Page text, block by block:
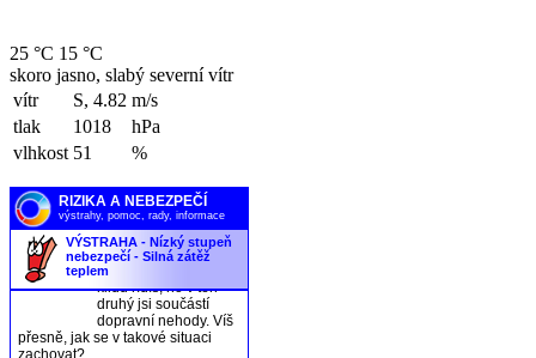
25 °C 15 °C
skoro jasno, slabý severní vítr
vítr
S, 4.82 m/s
tlak
1018
hPa
vlhkost 51 %